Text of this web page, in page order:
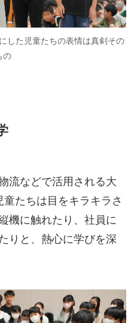
した児童たちの表情は真剣その
の
流などで活用される大
たちは目をキラキラさ
機に触れたり、社員に
りと、熱心に学びを深